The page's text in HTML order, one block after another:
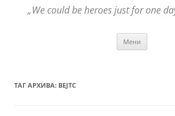
„We could be heroes just for one
Мени
ТАГ АРХИВА: ВЕЈТС